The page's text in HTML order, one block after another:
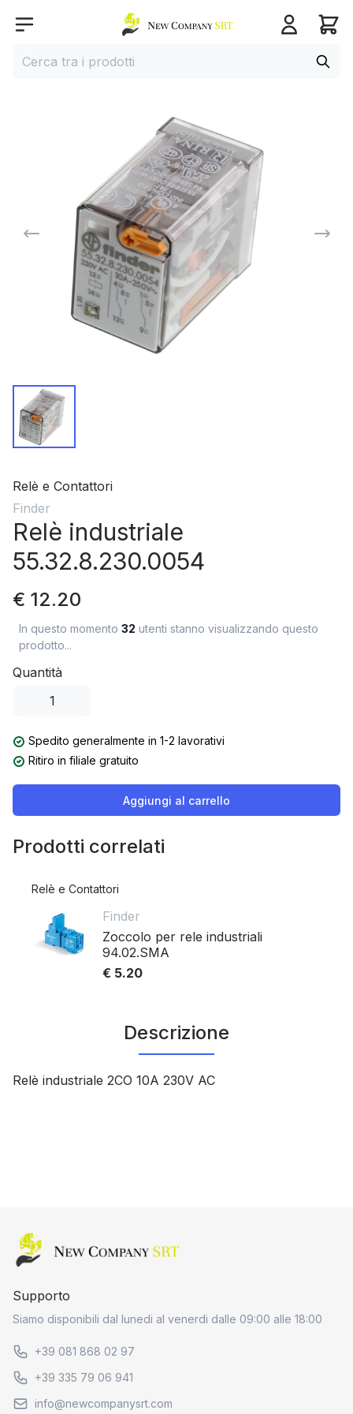
Open menu
Home page
Cerca
Relè e Contattori
Finder
Relè industriale
55.32.8.230.0054
€ 12.20
In questo momento 32 utenti stanno visualizzando questo
prodotto...
Quantità
Spedito generalmente in 1-2 lavorativi
Ritiro in filiale gratuito
Aggiungi al carrello
Prodotti correlati
Relè e Contattori
Finder
Zoccolo per rele industriali
94.02.SMA
€ 5.20
Descrizione
Relè industriale 2CO 10A 230V AC
Home page
Supporto
Siamo disponibili dal lunedi al venerdi dalle 09:00 alle 18:00
+39 081 868 02 97
+39 335 79 06 941
info@newcompanysrt.com